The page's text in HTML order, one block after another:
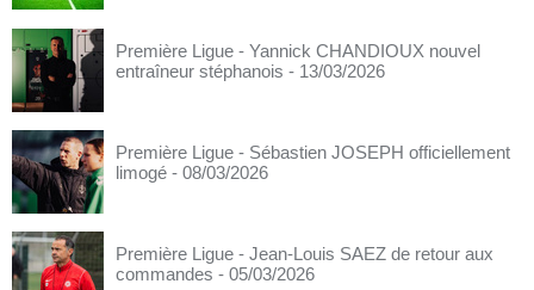
Première Ligue - Yannick CHANDIOUX nouvel
entraîneur stéphanois - 13/03/2026
Première Ligue - Sébastien JOSEPH officiellement
limogé - 08/03/2026
Première Ligue - Jean-Louis SAEZ de retour aux
commandes - 05/03/2026